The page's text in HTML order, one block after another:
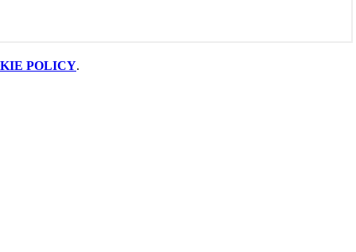
POLICY.